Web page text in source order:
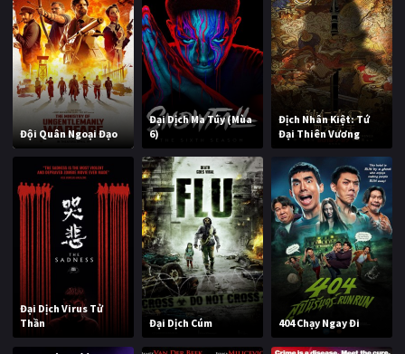
Đội Quân Ngoại Đạo
Đại Dịch Ma Túy (Mùa
6)
Địch Nhân Kiệt: Tứ
Đại Thiên Vương
Đại Dịch Virus Tử
Thần
Đại Dịch Cúm 404 Chạy Ngay Đi